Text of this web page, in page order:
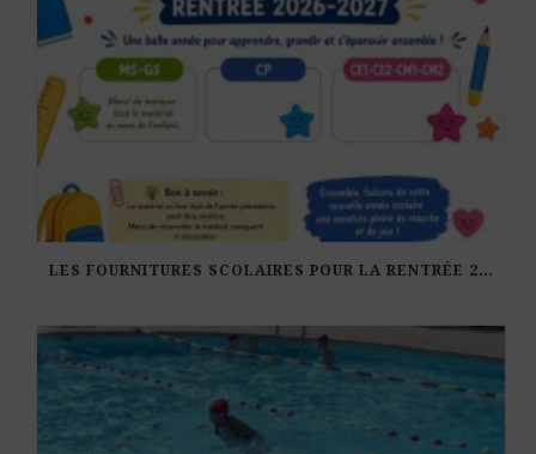
LES FOURNITURES SCOLAIRES POUR LA RENTRÉE 2026-27